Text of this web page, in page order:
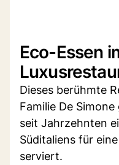
Eco-Essen
Dieses berühmte
Familie De
seit Jahrzehnten
Süditaliens für
serviert.